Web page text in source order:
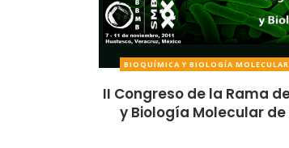
BIOQUÍMICA Y BIOLOGÍA MOLECULAR
II Congreso de la Rama
y Biología Molecular